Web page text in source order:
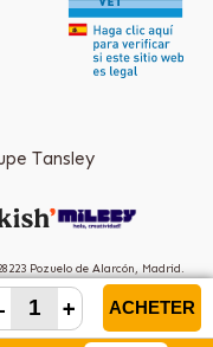
+ ACHETER
Tansley
Pozuelo de Alarcón, Madrid.